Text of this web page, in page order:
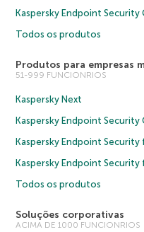
Kaspersky Endpoint Security
Todos os produtos
Produtos para empresas
51-999 FUNCIONRIOS
Kaspersky Next
Kaspersky Endpoint Security
Kaspersky Endpoint Security
Kaspersky Endpoint Security
Todos os produtos
Soluções corporativas
ACIMA DE 1000 FUNCIONRIOS